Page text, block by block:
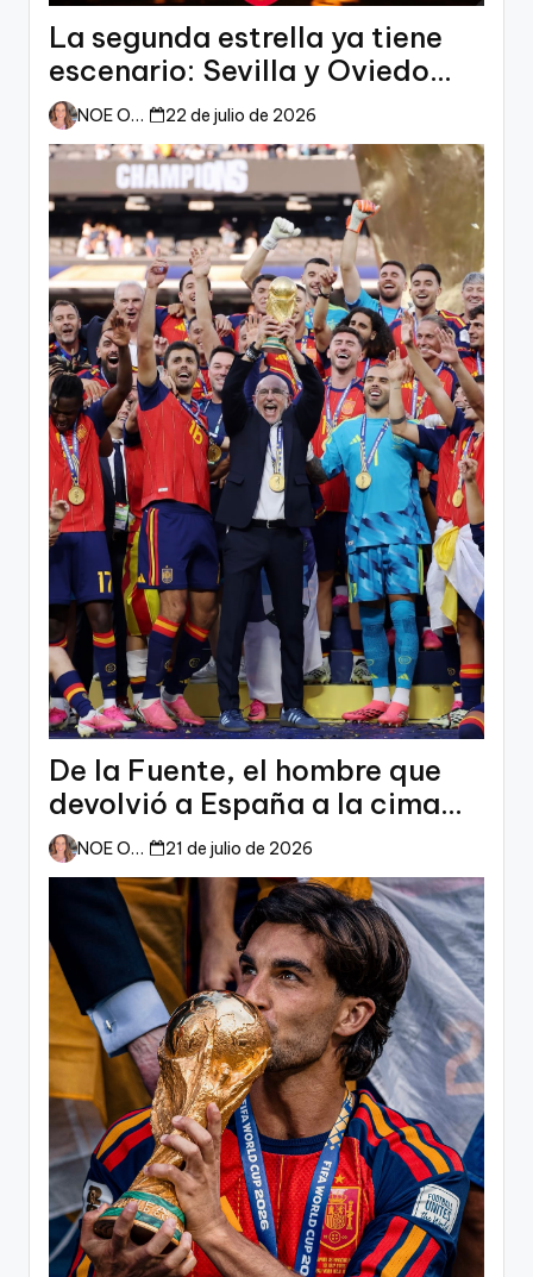
La segunda estrella ya tiene
escenario: Sevilla y Oviedo
esperan a España
NOE ORTIZ 22 de julio de 2026
De la Fuente, el hombre que
devolvió a España a la cima
del mundo
NOE ORTIZ 21 de julio de 2026